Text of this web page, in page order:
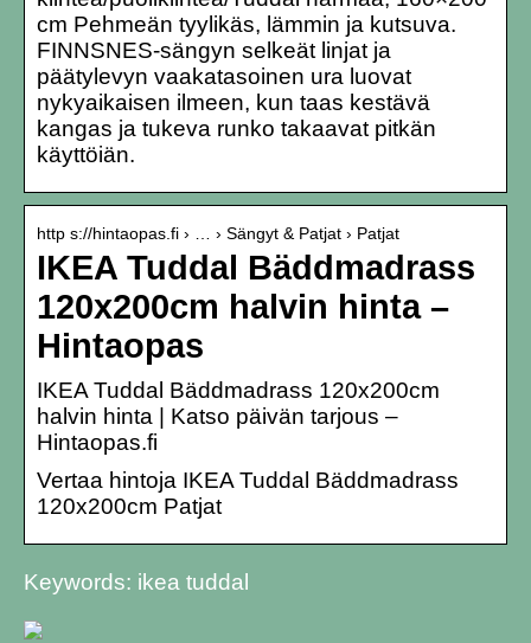
cm Pehmeän tyylikäs, lämmin ja kutsuva.
FINNSNES-sängyn selkeät linjat ja
päätylevyn vaakatasoinen ura luovat
nykyaikaisen ilmeen, kun taas kestävä
kangas ja tukeva runko takaavat pitkän
käyttöiän.
http s://hintaopas.fi › … › Sängyt & Patjat › Patjat
IKEA Tuddal Bäddmadrass
120x200cm halvin hinta –
Hintaopas
IKEA Tuddal Bäddmadrass 120x200cm
halvin hinta | Katso päivän tarjous –
Hintaopas.fi
Vertaa hintoja IKEA Tuddal Bäddmadrass
120x200cm Patjat
Keywords: ikea tuddal